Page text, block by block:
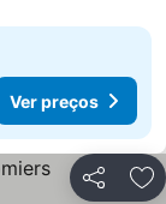
Ver preços
Partilhar